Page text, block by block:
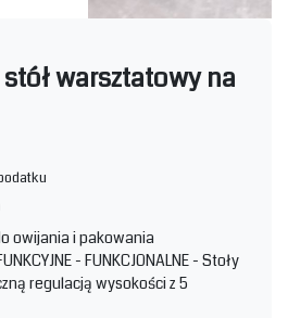
warsztatowy na
owijania i pakowania
- FUNKCJONALNE - Stoły
regulacją wysokości z 5